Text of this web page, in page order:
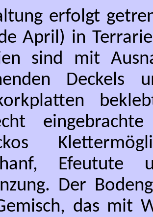
erfolgt
April) in
sind mit
Deckels
Der
das mit